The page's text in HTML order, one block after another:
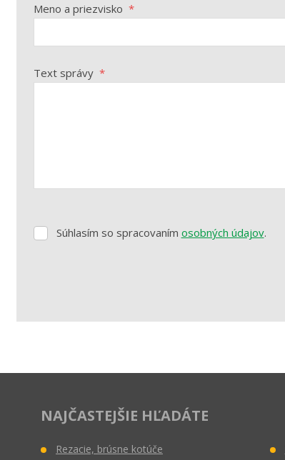
Meno a priezvisko *
Text správy *
SúhlasímSúhlasím so spracovaním osobných údajov.
sa
NAJČASTEJŠIE HĽADÁTE
Rezacie, brúsne kotúče